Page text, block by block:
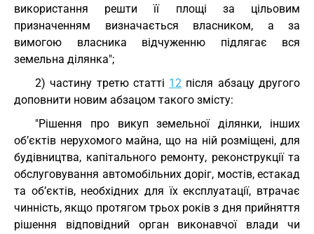
використання решти її площі за цільовим
призначенням визначається власником, а за
вимогою власника відчуженню підлягає вся
земельна ділянка";
2) частину третю статті 12 після абзацу другого
доповнити новим абзацом такого змісту:
"Рішення про викуп земельної ділянки, інших
об’єктів нерухомого майна, що на ній розміщені, для
будівництва, капітального ремонту, реконструкції та
обслуговування автомобільних доріг, мостів, естакад
та об’єктів, необхідних для їх експлуатації, втрачає
чинність, якщо протягом трьох років з дня прийняття
рішення відповідний орган виконавчої влади чи